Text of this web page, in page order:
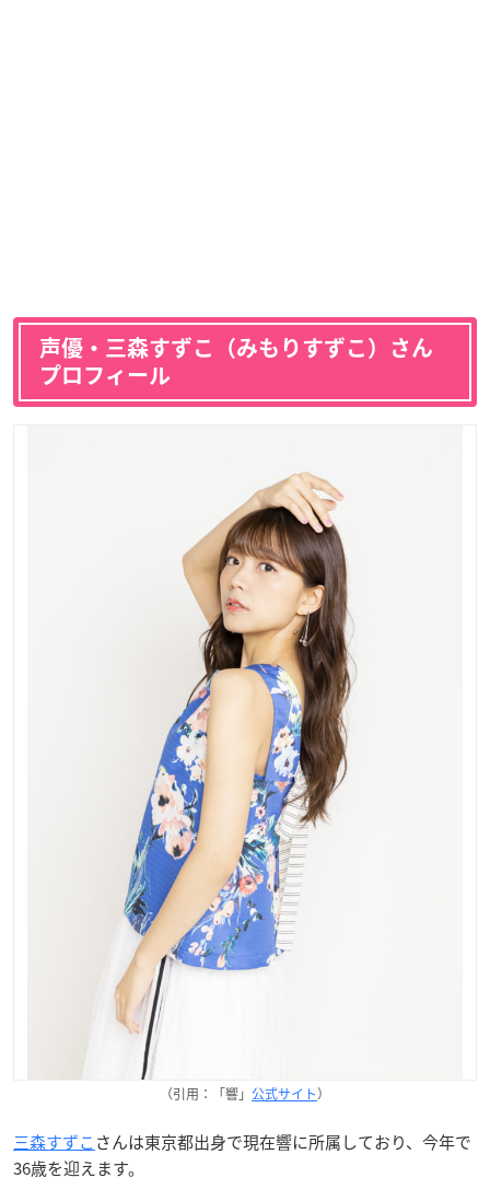
声優・三森すずこ（みもりすずこ）さん
プロフィール
（引用：「響」 公式サイト）
三森すずこさんは東京都出身で現在響に所属しており、今年で
36歳を迎えます。